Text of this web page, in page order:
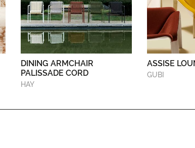
DINING ARMCHAIR
PALISSADE CORD
HAY
ASSISE
GUBI